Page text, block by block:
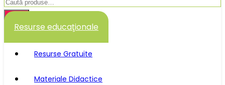
Caută
Resurse educaţionale
Resurse Gratuite
Materiale Didactice